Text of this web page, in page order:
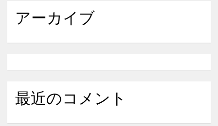
アーカイブ
最近のコメント